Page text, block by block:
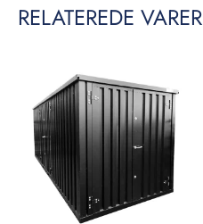
RELATEREDE VARER